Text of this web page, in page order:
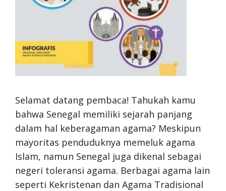
Selamat datang pembaca! Tahukah kamu
bahwa Senegal memiliki sejarah panjang
dalam hal keberagaman agama? Meskipun
mayoritas penduduknya memeluk agama
Islam, namun Senegal juga dikenal sebagai
negeri toleransi agama. Berbagai agama lain
seperti Kekristenan dan Agama Tradisional